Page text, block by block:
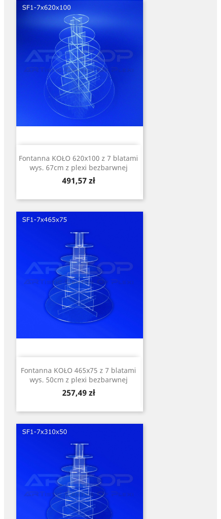
Fontanna KOŁO 620x100 z 7 blatami
wys. 67cm z plexi bezbarwnej
Cena
491,57 zł
Fontanna KOŁO 465x75 z 7 blatami
wys. 50cm z plexi bezbarwnej
Cena
257,49 zł